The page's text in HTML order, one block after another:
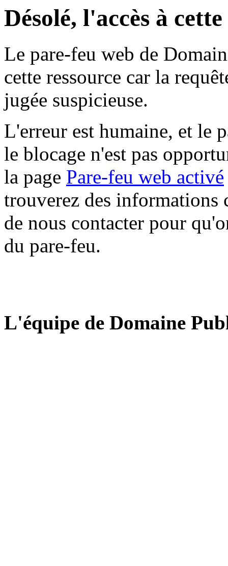
Désolé, l'accès à
Le pare-feu web de
cette ressource car la
jugée suspicieuse.
L'erreur est humaine, et le
le blocage n'est pas
la page Pare-feu web activé
trouverez des informations
de nous contacter pour
du pare-feu.
L'équipe de Domaine